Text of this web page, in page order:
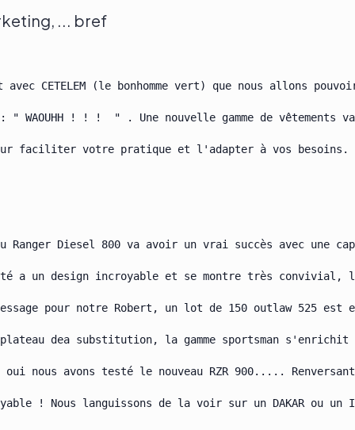
... bref
CETELEM (le bonhomme vert) que nous allons
! ! !  " . Une nouvelle gamme de vêtements va
faciliter votre pratique et l'adapter à vos besoins.
Ranger Diesel 800 va avoir un vrai succès avec une
a un design incroyable et se montre très
pour notre Robert, un lot de 150 outlaw 525 est
dea substitution, la gamme sportsman
nous avons testé le nouveau RZR 900.....